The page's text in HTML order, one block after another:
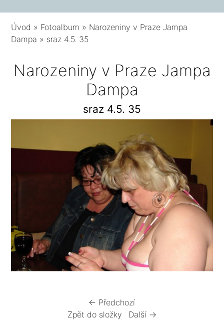
Úvod » Fotoalbum » Narozeniny v Praze Jampa
Dampa » sraz 4.5. 35
Narozeniny v Praze Jampa
Dampa
sraz 4.5. 35
← Předchozí
Zpět do složky
Další →